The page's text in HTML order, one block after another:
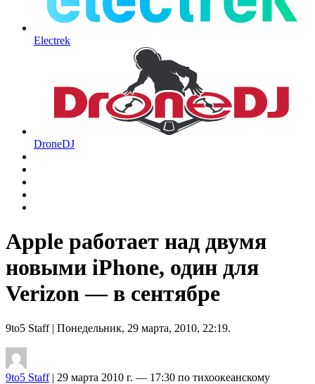
Electrek
DroneDJ
Apple работает над двумя
новыми iPhone, один для
Verizon — в сентябре
9to5 Staff| Понедельник, 29 марта, 2010, 22:19.
9to5 Staff| 29 марта 2010 г. — 17:30 по тихоокеанскому